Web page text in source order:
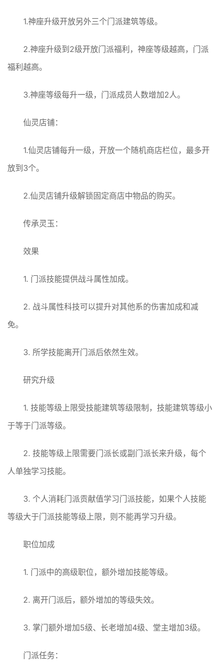
1.神座升级开放另外三个门派建筑等级。
2.神座升级到2级开放门派福利，神座等级越高，门派
福利越高。
3.神座等级每升一级，门派成员人数增加2人。
仙灵店铺：
1.仙灵店铺每升一级，开放一个随机商店栏位，最多开
放到3个。
2.仙灵店铺升级解锁固定商店中物品的购买。
传承灵玉：
效果
1. 门派技能提供战斗属性加成。
2. 战斗属性科技可以提升对其他系的伤害加成和减
免。
3. 所学技能离开门派后依然生效。
研究升级
1. 技能等级上限受技能建筑等级限制，技能建筑等级小
于等于门派等级。
2. 技能等级上限需要门派长或副门派长来升级，每个
人单独学习技能。
3. 个人消耗门派贡献值学习门派技能，如果个人技能
等级大于门派技能等级上限，则不能再学习升级。
职位加成
1. 门派中的高级职位，额外增加技能等级。
2. 离开门派后，额外增加的等级失效。
3. 掌门额外增加5级、长老增加4级、堂主增加3级。
门派任务：